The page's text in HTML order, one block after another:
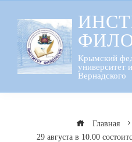
содержанию
Крымский
университет
Вернадского
Главная
29 августа в 10.00